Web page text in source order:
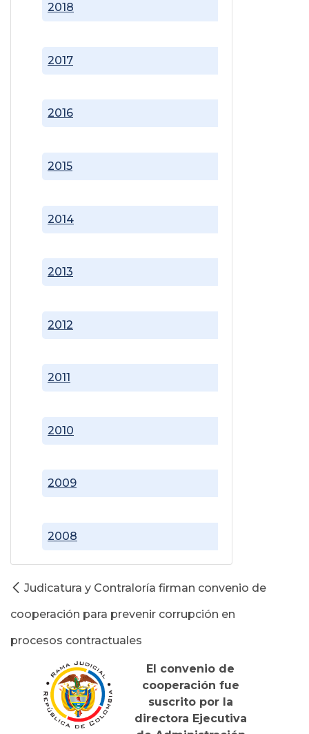
2008
2009
2010
2011
2012
2013
2014
2015
2016
2017
2018
Judicatura y Contraloría firman convenio de
cooperación para prevenir corrupción en
procesos contractuales
El convenio de
cooperación fue
suscrito por la
directora Ejecutiva